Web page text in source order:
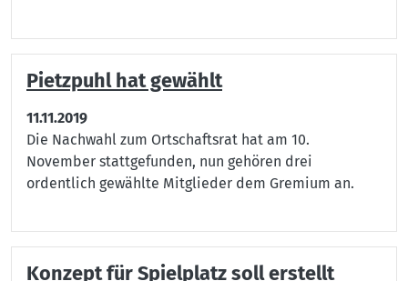
Pietzpuhl hat gewählt
11.11.2019
Die Nachwahl zum Ortschaftsrat hat am 10.
November stattgefunden, nun gehören drei
ordentlich gewählte Mitglieder dem Gremium an.
Konzept für Spielplatz soll erstellt